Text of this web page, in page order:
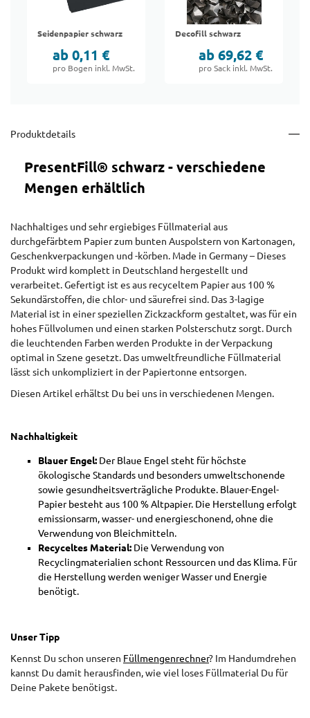
Seidenpapier schwarz
ab 0,11 €
pro Bogen inkl. MwSt.
Decofill schwarz
ab 69,62 €
pro Sack inkl. MwSt.
Produktdetails
PresentFill® schwarz - verschiedene
Mengen erhältlich
Nachhaltiges und sehr ergiebiges Füllmaterial aus
durchgefärbtem Papier zum bunten Auspolstern von Kartonagen,
Geschenkverpackungen und -körben. Made in Germany – Dieses
Produkt wird komplett in Deutschland hergestellt und
verarbeitet. Gefertigt ist es aus recyceltem Papier aus 100 %
Sekundärstoffen, die chlor- und säurefrei sind. Das 3-lagige
Material ist in einer speziellen Zickzackform gestaltet, was für ein
hohes Füllvolumen und einen starken Polsterschutz sorgt. Durch
die leuchtenden Farben werden Produkte in der Verpackung
optimal in Szene gesetzt. Das umweltfreundliche Füllmaterial
lässt sich unkompliziert in der Papiertonne entsorgen.
Diesen Artikel erhältst Du bei uns in verschiedenen Mengen.
Nachhaltigkeit
Blauer Engel: Der Blaue Engel steht für höchste
ökologische Standards und besonders umweltschonende
sowie gesundheitsverträgliche Produkte. Blauer-Engel-
Papier besteht aus 100 % Altpapier. Die Herstellung erfolgt
emissionsarm, wasser- und energieschonend, ohne die
Verwendung von Bleichmitteln.
Recyceltes Material: Die Verwendung von
Recyclingmaterialien schont Ressourcen und das Klima. Für
die Herstellung werden weniger Wasser und Energie
benötigt.
Unser Tipp
Kennst Du schon unseren Füllmengenrechner? Im Handumdrehen
kannst Du damit herausfinden, wie viel loses Füllmaterial Du für
Deine Pakete benötigst.